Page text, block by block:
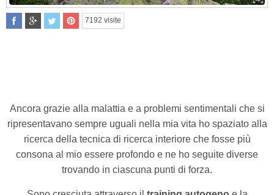
7192 visite
Ancora grazie alla malattia e a problemi sentimentali che si
ripresentavano sempre uguali nella mia vita ho spaziato alla
ricerca della tecnica di ricerca interiore che fosse più
consona al mio essere profondo e ne ho seguite diverse
trovando in ciascuna punti di forza.